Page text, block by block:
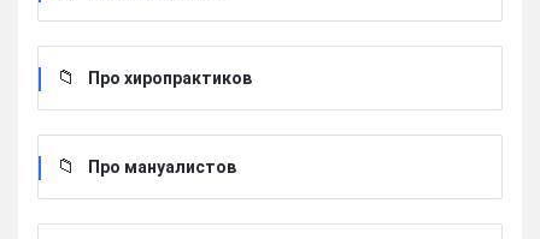
Про хиропрактиков
Про мануалистов